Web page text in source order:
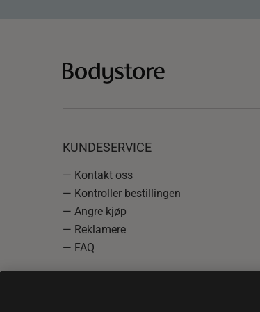
KUNDESERVICE
— Kontakt oss
— Kontroller bestillingen
— Angre kjøp
— Reklamere
— FAQ